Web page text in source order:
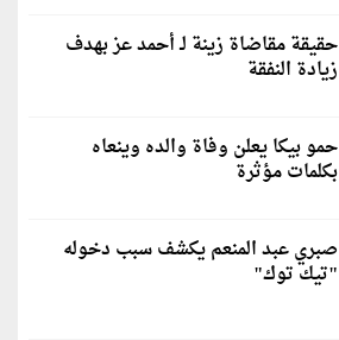
حقيقة مقاضاة زينة لـ أحمد عز بهدف
زيادة النفقة
حمو بيكا يعلن وفاة والده وينعاه
بكلمات مؤثرة
صبري عبد المنعم يكشف سبب دخوله
"تيك توك"